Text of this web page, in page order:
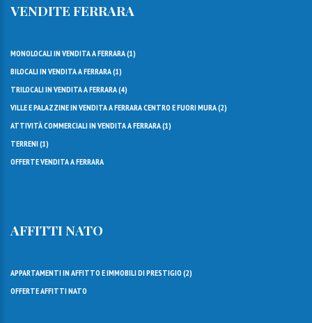
VENDITE FERRARA
MONOLOCALI IN VENDITA A FERRARA (1)
BILOCALI IN VENDITA A FERRARA (1)
TRILOCALI IN VENDITA A FERRARA (4)
VILLE E PALAZZINE IN VENDITA A FERRARA CENTRO E FUORI MURA (2)
ATTIVITÀ COMMERCIALI IN VENDITA A FERRARA (1)
TERRENI (1)
OFFERTE VENDITA A FERRARA
AFFITTI NATO
APPARTAMENTI IN AFFITTO E IMMOBILI DI PRESTIGIO (2)
OFFERTE AFFITTI NATO